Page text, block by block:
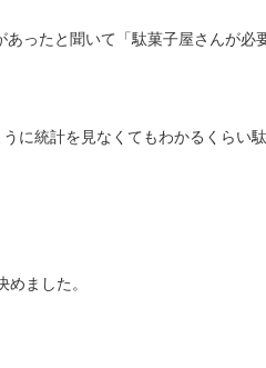
ったと聞いて「駄菓子屋さんが必
に統計を見なくてもわかるくらい
ました。